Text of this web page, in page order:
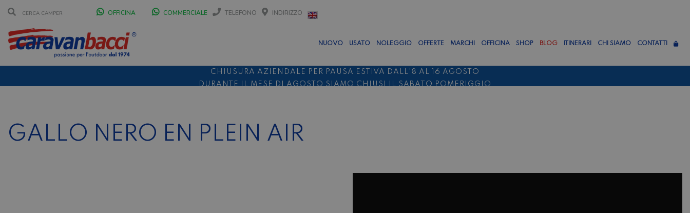
OFFICINA COMMERCIALE TELEFONO INDIRIZZO
NUOVO USATO NOLEGGIO OFFERTE MARCHI OFFICINA SHOP BLOG ITINERARI CHI SIAMO CONTATTI
CHIUSURA AZIENDALE PER PAUSA ESTIVA DALL'8 AL 16 AGOSTO
DURANTE IL MESE DI AGOSTO SIAMO CHIUSI IL SABATO POMERIGGIO
GALLO NERO EN PLEIN AIR